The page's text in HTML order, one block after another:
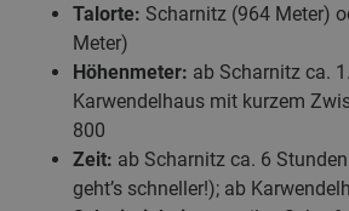
Talorte: Scharnitz (964 Meter)
Meter)
Höhenmeter: ab Scharnitz ca.
Karwendelhaus mit kurzem
800
Zeit: ab Scharnitz ca. 6
geht’s schneller!); ab